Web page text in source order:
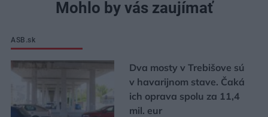
Mohlo by vás zaujímať
ASB.sk
Dva mosty v Trebišove sú
v havarijnom stave. Čaká
ich oprava spolu za 11,4
mil. eur